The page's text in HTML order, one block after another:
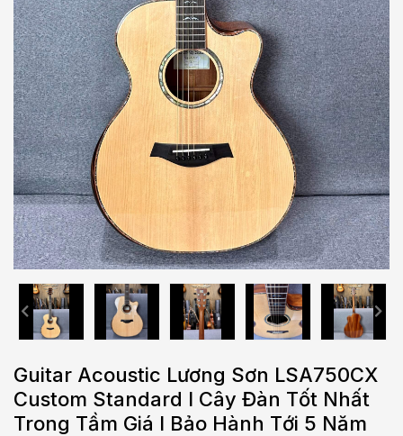
Guitar Acoustic Lương Sơn LSA750CX
Custom Standard l Cây Đàn Tốt Nhất
Trong Tầm Giá l Bảo Hành Tới 5 Năm